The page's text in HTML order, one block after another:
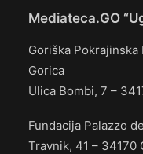
Mediateca.GO
Goriška Pokrajinska
Gorica
Ulica Bombi, 7 –
Fundacija Palazzo
Travnik, 41 – 34170